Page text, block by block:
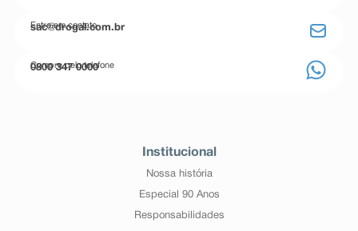
Entre em contato
sac@drogal.com.br
Compre pelo telefone
0800 347 0000
Institucional
Nossa história
Especial 90 Anos
Responsabilidades